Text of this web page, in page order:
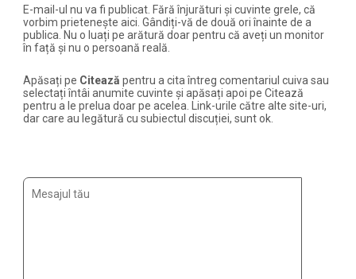
E-mail-ul nu va fi publicat. Fără înjurături și cuvinte grele, că
vorbim prietenește aici. Gândiți-vă de două ori înainte de a
publica. Nu o luați pe arătură doar pentru că aveți un monitor
în față și nu o persoană reală.
Apăsați pe Citează pentru a cita întreg comentariul cuiva sau
selectați întâi anumite cuvinte și apăsați apoi pe Citează
pentru a le prelua doar pe acelea. Link-urile către alte site-uri,
dar care au legătură cu subiectul discuției, sunt ok.